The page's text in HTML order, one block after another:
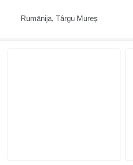
Rumānija, Târgu Mureș